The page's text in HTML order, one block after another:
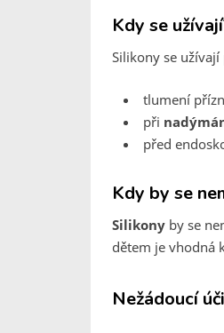
Kdy se
Silikony se
tlumení
při
před
Kdy by se
Silikony by se
dětem je vhodná
Nežádoucí